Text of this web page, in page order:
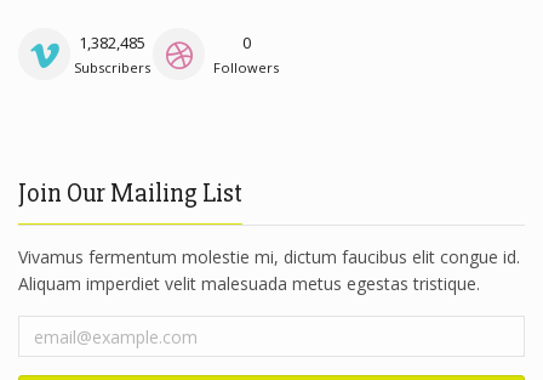
1,382,485
Subscribers
0
Followers
Join Our Mailing List
Vivamus fermentum molestie mi, dictum faucibus elit congue id.
Aliquam imperdiet velit malesuada metus egestas tristique.